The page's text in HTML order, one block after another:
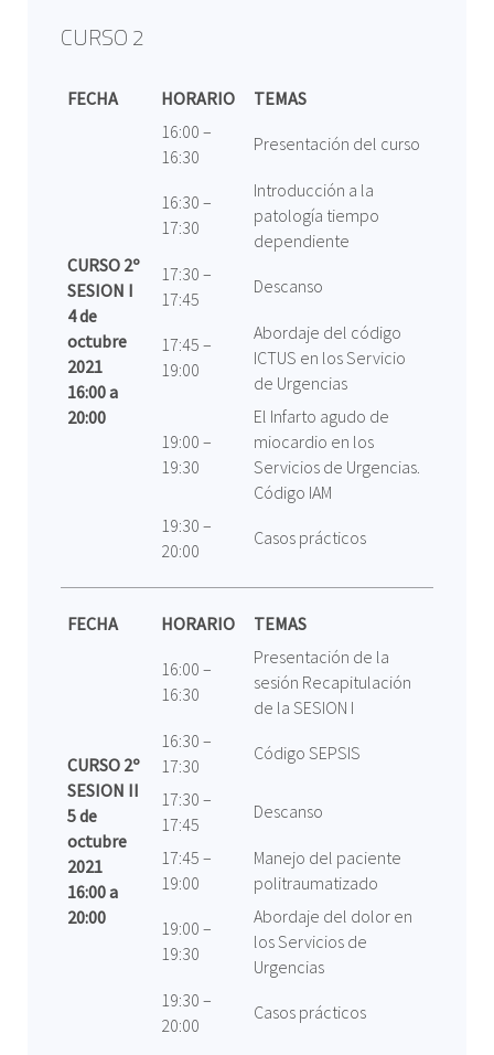
CURSO 2
FECHA HORARIO TEMAS
CURSO 2º
SESION I
4 de
octubre
2021
16:00 a
20:00
16:00 –
16:30
Presentación del curso
16:30 –
17:30
Introducción a la
patología tiempo
dependiente
17:30 –
17:45
Descanso
17:45 –
19:00
Abordaje del código
ICTUS en los Servicio
de Urgencias
19:00 –
19:30
El Infarto agudo de
miocardio en los
Servicios de Urgencias.
Código IAM
19:30 –
20:00
Casos prácticos
FECHA HORARIO TEMAS
CURSO 2º
SESION II
5 de
octubre
2021
16:00 a
20:00
16:00 –
16:30
Presentación de la
sesión Recapitulación
de la SESION I
16:30 –
17:30
Código SEPSIS
17:30 –
17:45
Descanso
17:45 –
19:00
Manejo del paciente
politraumatizado
19:00 –
19:30
Abordaje del dolor en
los Servicios de
Urgencias
19:30 –
20:00
Casos prácticos